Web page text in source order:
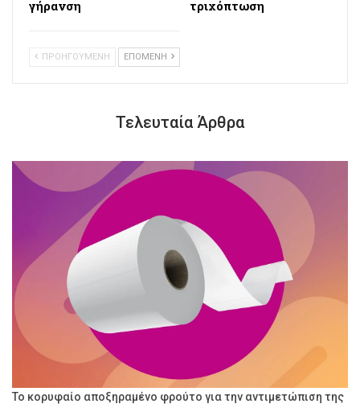
γήρανση
τριχόπτωση
ΠΡΟΗΓΟΥΜΕΝΗ ΕΠΟΜΕΝΗ
Τελευταία Άρθρα
Το κορυφαίο αποξηραμένο φρούτο για την αντιμετώπιση της